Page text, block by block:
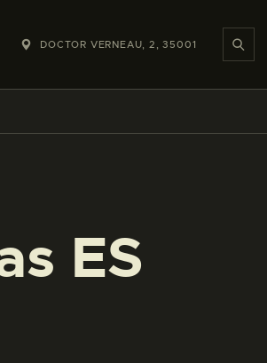
DOCTOR VERNEAU, 2, 35001
ES